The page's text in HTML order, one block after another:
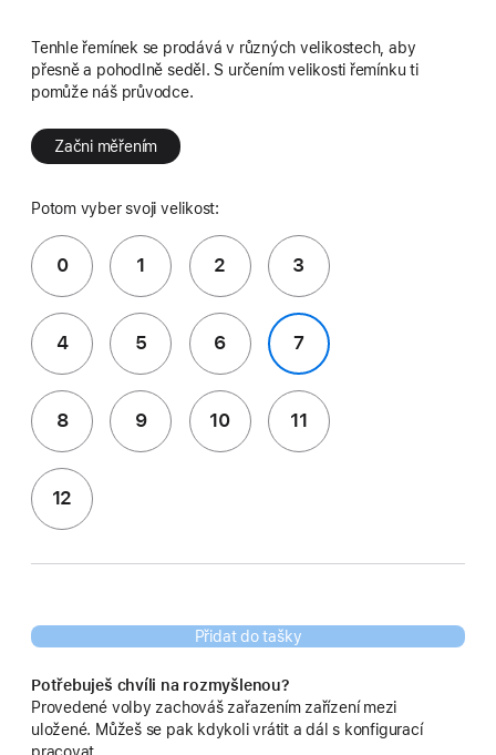
Tenhle řemínek se prodává v různých velikostech, aby
přesně a pohodlně seděl. S určením velikosti řemínku ti
pomůže náš průvodce.
Začni měřením
Potom vyber svoji velikost:
0 1 2 3
4 5 6 7
8 9 10 11
12
Přidat do tašky
Potřebuješ chvíli na rozmyšlenou?
Provedené volby zachováš zařazením zařízení mezi
uložené. Můžeš se pak kdykoli vrátit a dál s konfigurací
pracovat.